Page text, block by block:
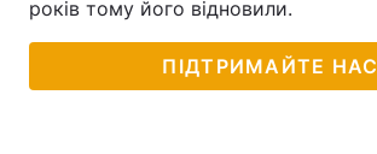
років тому його відновили.
ПІДТРИМАЙТЕ НАС